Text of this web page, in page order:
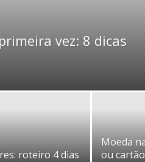
vez: 8 dicas
roteiro 4 dias
Moeda
ou